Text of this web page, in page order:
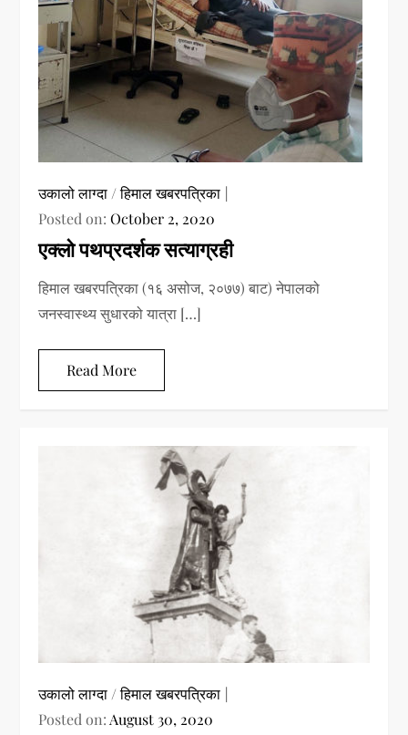
उकालो लाग्दा /हिमाल खबरपत्रिका
Posted on:October 2, 2020
एक्लो पथप्रदर्शक सत्याग्रही
हिमाल खबरपत्रिका (१६ असोज, २०७७) बाट) नेपालको
जनस्वास्थ्य सुधारको यात्रा […]
Read More
उकालो लाग्दा /हिमाल खबरपत्रिका
Posted on: August 30, 2020